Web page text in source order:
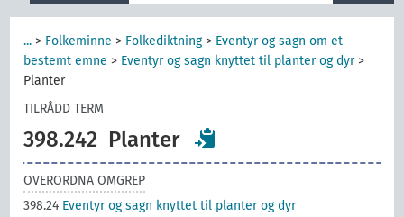
... > Folkeminne > Folkediktning> Eventyr og sagn om et
bestemt emne > Eventyr og sagn knyttet til planter og dyr>
Planter
TILRÅDD TERM
398.242 Planter
OVERORDNA OMGREP
398.24 Eventyr og sagn knyttet til planter og dyr